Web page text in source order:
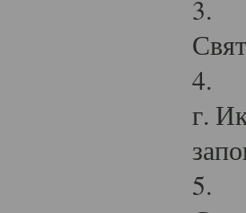
3.
4.
г.
5.